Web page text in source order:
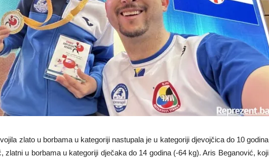
zlato u borbama u kategoriji nastupala je u kategoriji djevojčica do 10 godina
zlatni u borbama u kategoriji dječaka do 14 godina (-64 kg). Aris Beganović, koji